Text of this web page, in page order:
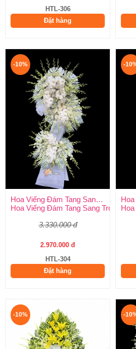
HTL-306
Đặt hàng
-10%
Hoa Viếng Đám Tang Sang Trọng
Hoa Viếng Đám Tang Sang Trọng –
3.330.000 đ
2.970.000 đ
HTL-304
Đặt hàng
-
-10% -